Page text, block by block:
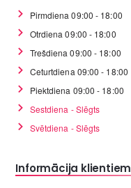
Pirmdiena 09:00 - 18:00
Otrdiena 09:00 - 18:00
Trešdiena 09:00 - 18:00
Ceturtdiena 09:00 - 18:00
Piektdiena 09:00 - 18:00
Sestdiena - Slēgts
Svētdiena - Slēgts
Informācija klientiem